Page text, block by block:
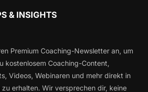
& INSIGHTS
Premium Coaching-Newsletter an, um
kostenlosem Coaching-Content,
Videos, Webinaren und mehr direkt in
erhalten. Wir versprechen dir, keine